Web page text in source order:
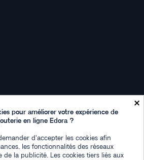
×
pour améliorer votre expérience de
en ligne Edora ?
d'accepter les cookies afin
les fonctionnalités des réseaux
de la publicité. Les cookies tiers liés aux